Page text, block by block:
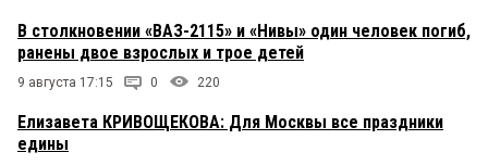
В столкновении «ВАЗ-2115» и «Нивы» один человек погиб,
ранены двое взрослых и трое детей
9 августа 17:15 0 220
Елизавета КРИВОЩЕКОВА: Для Москвы все праздники
едины